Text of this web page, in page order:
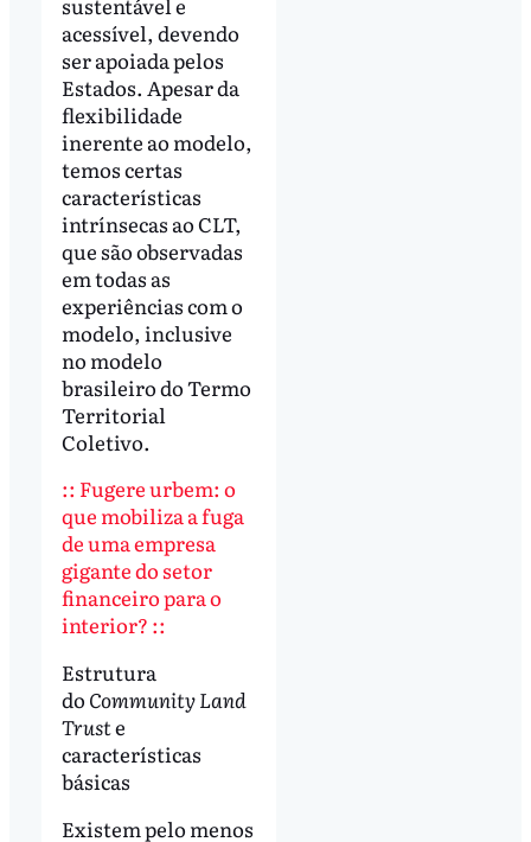
acessível, devendo
ser apoiada pelos
Estados. Apesar da
flexibilidade
inerente ao modelo,
temos certas
características
intrínsecas ao CLT,
que são observadas
em todas as
experiências com o
modelo, inclusive
no modelo
brasileiro do Termo
Territorial
Coletivo.
:: Fugere urbem: o
que mobiliza a fuga
de uma empresa
gigante do setor
financeiro para o
interior? ::
Estrutura
do Community Land
Truste
características
básicas
Existem pelo menos